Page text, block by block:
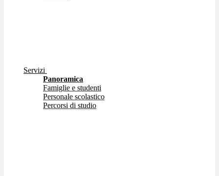
Servizi
Panoramica
Famiglie e studenti
Personale scolastico
Percorsi di studio